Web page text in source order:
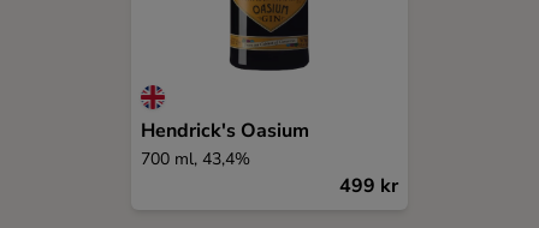
Hendrick's Oasium
700 ml, 43,4%
499 kr